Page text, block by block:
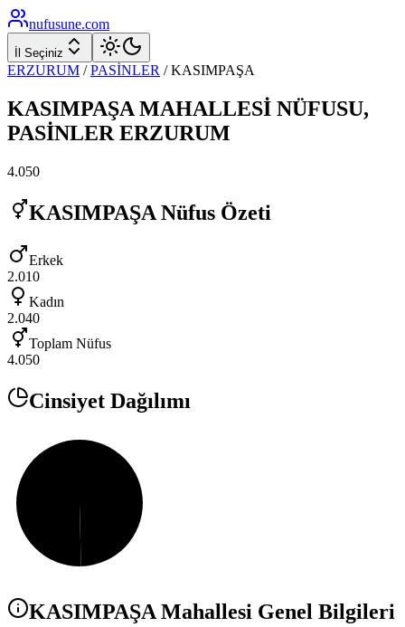
nufusune.com
İl Seçiniz
ERZURUM / PASİNLER /KASIMPAŞA
KASIMPAŞA MAHALLESİ NÜFUSU,
PASİNLER ERZURUM
4.050
KASIMPAŞA Nüfus Özeti
Erkek
2.010
Kadın
2.040
Toplam Nüfus
4.050
Cinsiyet Dağılımı
KASIMPAŞAMahallesi Genel Bilgileri